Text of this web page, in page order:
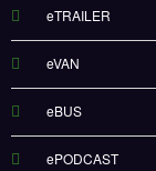
eTRAILER
eVAN
eBUS
ePODCAST